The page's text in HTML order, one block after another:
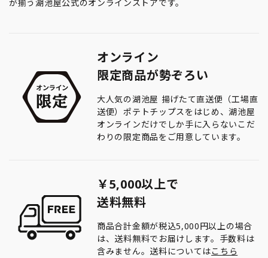
が揃う湖池屋公式のオンラインストアです。
オンライン
限定商品が勢ぞろい
大人気の湖池屋 揚げたて直送便（工場直
送便）ポテトチップスをはじめ、湖池屋
オンラインだけでしか手に入らないこだ
わりの限定商品をご用意しています。
￥5,000以上で
送料無料
商品合計金額が税込5,000円以上の場合
は、送料無料でお届けします。手数料は
含みません。送料についてはこちら